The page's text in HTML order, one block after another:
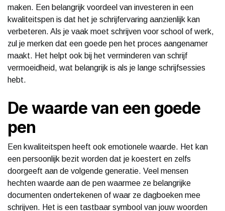
maken. Een belangrijk voordeel van investeren in een
kwaliteitspen is dat het je schrijfervaring aanzienlijk kan
verbeteren. Als je vaak moet schrijven voor school of werk,
zul je merken dat een goede pen het proces aangenamer
maakt. Het helpt ook bij het verminderen van schrijf
vermoeidheid, wat belangrijk is als je lange schrijfsessies
hebt.
De waarde van een goede
pen
Een kwaliteitspen heeft ook emotionele waarde. Het kan
een persoonlijk bezit worden dat je koestert en zelfs
doorgeeft aan de volgende generatie. Veel mensen
hechten waarde aan de pen waarmee ze belangrijke
documenten ondertekenen of waar ze dagboeken mee
schrijven. Het is een tastbaar symbool van jouw woorden